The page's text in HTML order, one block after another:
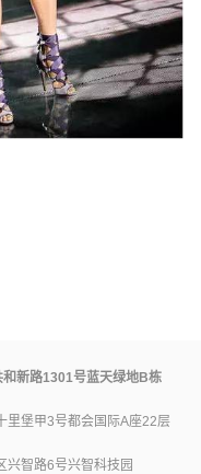
和新路1301号蓝天绿地B栋
里堡甲3号都会国际A座22层
兴智路6号兴智科技园